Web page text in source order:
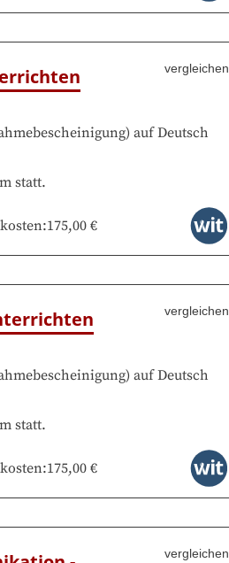
vergleichen
) auf Deutsch
statt.
:175,00 €
vergleichen
) auf Deutsch
statt.
:175,00 €
vergleichen